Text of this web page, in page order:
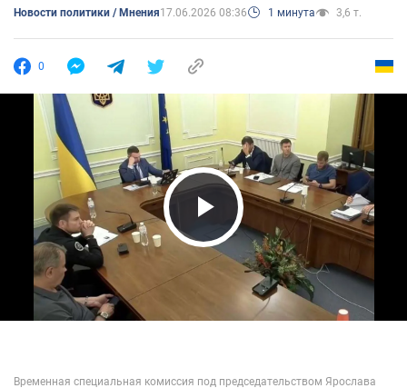
Новости политики / Мнения17.06.2026 08:36 1 минута 3,6 т.
0
Play Video